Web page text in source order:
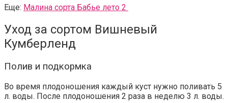
Еще: Малина сорта Бабье лето 2
Уход за сортом Вишневый
Кумберленд
Полив и подкормка
Во время плодоношения каждый куст нужно поливать 5
л. воды. После плодоношения 2 раза в неделю 3 л. воды.